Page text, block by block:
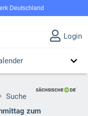
Deutschland
Login
Suche
zum